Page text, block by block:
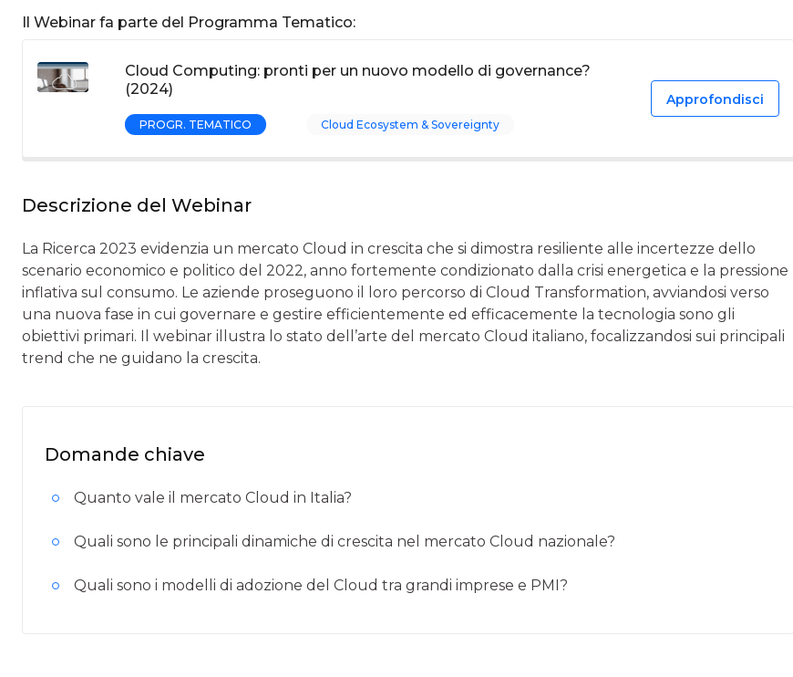
Il Webinar fa parte del Programma Tematico:
Cloud Computing: pronti per un nuovo modello di governance?
(2024)
PROGR. TEMATICO Cloud Ecosystem & Sovereignty
Approfondisci
Descrizione del Webinar
La Ricerca 2023 evidenzia un mercato Cloud in crescita che si dimostra resiliente alle incertezze dello
scenario economico e politico del 2022, anno fortemente condizionato dalla crisi energetica e la pressione
inflativa sul consumo. Le aziende proseguono il loro percorso di Cloud Transformation, avviandosi verso
una nuova fase in cui governare e gestire efficientemente ed efficacemente la tecnologia sono gli
obiettivi primari. Il webinar illustra lo stato dell’arte del mercato Cloud italiano, focalizzandosi sui principali
trend che ne guidano la crescita.
Domande chiave
Quanto vale il mercato Cloud in Italia?
Quali sono le principali dinamiche di crescita nel mercato Cloud nazionale?
Quali sono i modelli di adozione del Cloud tra grandi imprese e PMI?